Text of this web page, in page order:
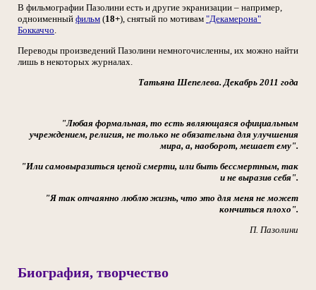
В фильмографии Пазолини есть и другие экранизации – например,
одноименный фильм (18+), снятый по мотивам "Декамерона"
Боккаччо.
Переводы произведений Пазолини немногочисленны, их можно найти
лишь в некоторых журналах.
Татьяна Шепелева. Декабрь 2011 года
"Любая формальная, то есть являющаяся официальным
учреждением, религия, не только не обязательна для улучшения
мира, а, наоборот, мешает ему".
"Или самовыразиться ценой смерти, или быть бессмертным, так
и не выразив себя".
"Я так отчаянно люблю жизнь, что это для меня не может
кончиться плохо".
П. Пазолини
Биография, творчество